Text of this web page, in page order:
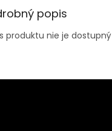
popis
produktu nie je dostupný